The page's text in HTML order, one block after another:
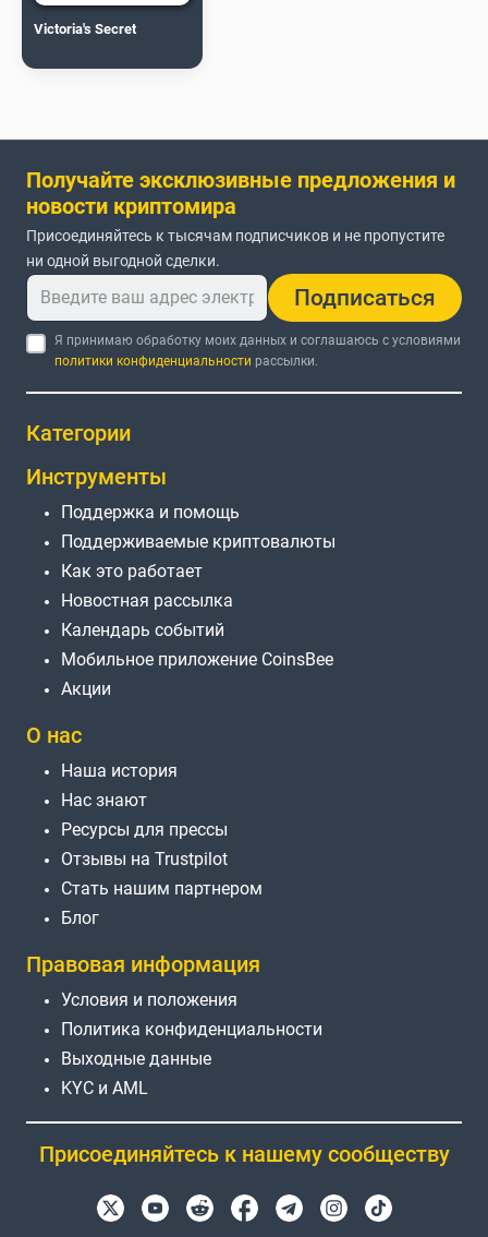
Victoria's Secret
Получайте эксклюзивные предложения и
новости криптомира
Присоединяйтесь к тысячам подписчиков и не пропустите
ни одной выгодной сделки.
Подписаться
Я принимаю обработку моих данных и соглашаюсь с условиями
политики конфиденциальности рассылки.
Категории
Инструменты
Поддержка и помощь
Поддерживаемые криптовалюты
Как это работает
Новостная рассылка
Календарь событий
Мобильное приложение CoinsBee
Акции
О нас
Наша история
Нас знают
Ресурсы для прессы
Отзывы на Trustpilot
Стать нашим партнером
Блог
Правовая информация
Условия и положения
Политика конфиденциальности
Выходные данные
KYC и AML
Присоединяйтесь к нашему сообществу